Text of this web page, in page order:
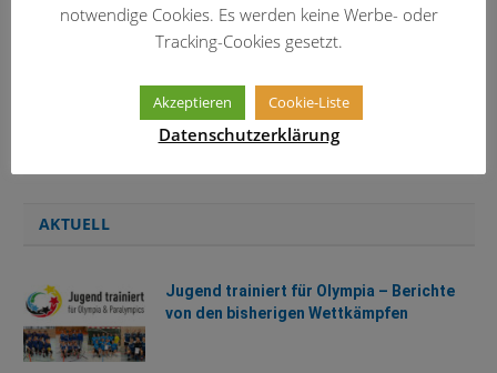
SCHULMANAGER / MOODLE
» Schulmanager
» EWG-Moodle login
» Anleitung / Nutzungsbedingungen EWG-Moodle
AKTUELL
Jugend trainiert für Olympia – Berichte
von den bisherigen Wettkämpfen
notwendige Cookies. Es werden keine Werbe- oder
Tracking-Cookies gesetzt.
Akzeptieren Cookie-Liste
Datenschutzerklärung